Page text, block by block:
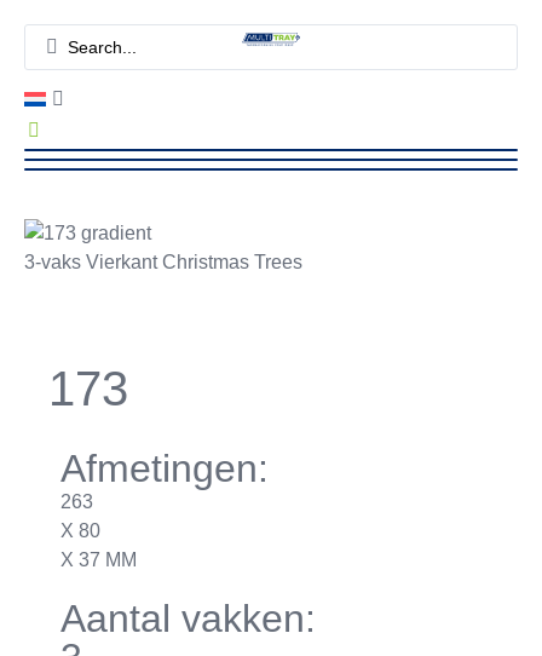
3-vaks Vierkant Christmas Trees
173
Afmetingen:
263
X 80
X 37 MM
Aantal vakken: